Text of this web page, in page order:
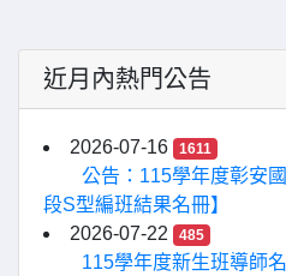
近月內熱門公告
2026-07-16 1611
公告：115學年度彰安
段S型編班結果名冊】
2026-07-22
485
115學年度新生班導師